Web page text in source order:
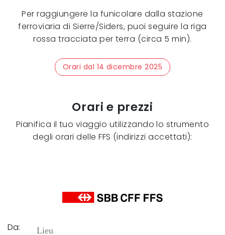
Per raggiungere la funicolare dalla stazione
ferroviaria di Sierre/Siders, puoi seguire la riga
rossa tracciata per terra (circa 5 min).
Orari dal 14 dicembre 2025
Orari e prezzi
Pianifica il tuo viaggio utilizzando lo strumento
degli orari delle FFS (indirizzi accettati):
Da: